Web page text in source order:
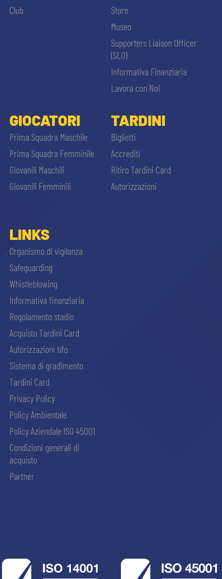
Club
Store
Museo
Supporters Liaison Officer
(SLO)
Informativa Finanziaria
Lavora con Noi
GIOCATORI
Prima Squadra Maschile
Prima Squadra Femminile
Giovanili Maschili
Giovanili Femminili
TARDINI
Biglietti
Accrediti
Ritiro Tardini Card
Autorizzazioni
LINKS
Organismo di vigilanza
Safeguarding
Whistleblowing
Informativa finanziaria
Regolamento stadio
Acquisto Tardini Card
Autorizzazioni tifo
Sistema di gradimento
Tardini Card
Privacy Policy
Policy Ambientale
Policy Aziendale ISO 45001
Condizioni generali di
acquisto
Partner